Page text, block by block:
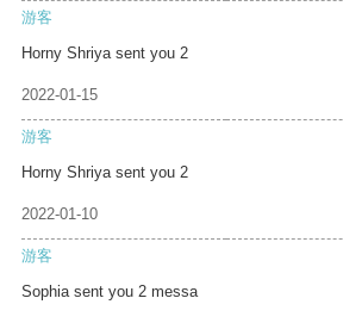
游客
Horny Shriya sent you 2
2022-01-15
游客
Horny Shriya sent you 2
2022-01-10
游客
Sophia sent you 2 messa